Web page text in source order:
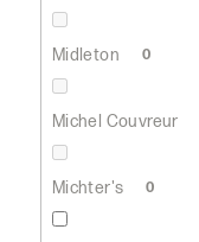
Midleton 0
Michel Couvreur
Michter's 0